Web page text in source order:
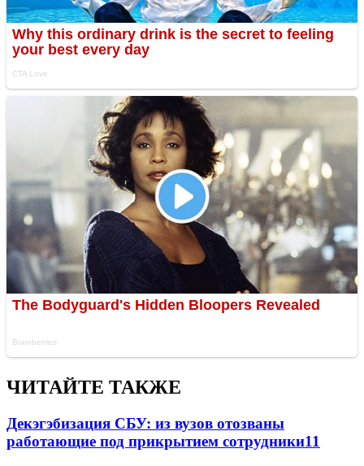
ЧИТАЙТЕ ТАКЖЕ
Декэгэбизация СБУ: из вузов отозваны
работающие под прикрытием сотрудники11